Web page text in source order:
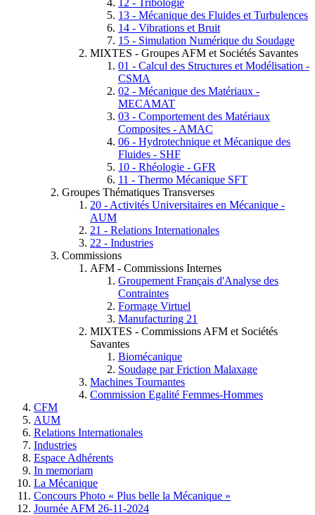
12 - Tribologie
13 - Mécanique des Fluides et Turbulences
14 - Vibrations et Bruit
15 - Simulation Numérique du Soudage
MIXTES - Groupes AFM et Sociétés Savantes
01 - Calcul des Structures et Modélisation -
CSMA
02 - Mécanique des Matériaux -
MECAMAT
03 - Comportement des Matériaux
Composites - AMAC
06 - Hydrotechnique et Mécanique des
Fluides - SHF
10 - Rhéologie - GFR
11 - Thermo Mécanique SFT
Groupes Thématiques Transverses
20 - Activités Universitaires en Mécanique -
AUM
21 - Relations Internationales
22 - Industries
Commissions
AFM - Commissions Internes
Groupement Français d'Analyse des
Contraintes
Formage Virtuel
Manufacturing 21
MIXTES - Commissions AFM et Sociétés
Savantes
Biomécanique
Soudage par Friction Malaxage
Machines Tournantes
Commission Egalité Femmes-Hommes
CFM
AUM
Relations Internationales
Industries
Espace Adhérents
In memoriam
La Mécanique
Concours Photo « Plus belle la Mécanique »
Journée AFM 26-11-2024